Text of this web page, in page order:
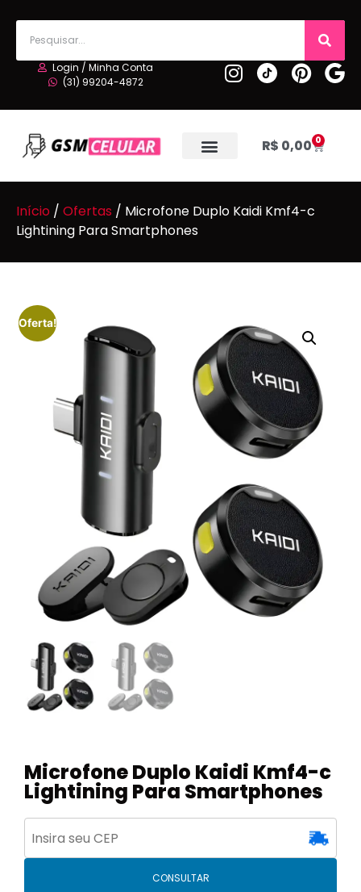
Login / Minha Conta
(31) 99204-4872
R$ 0,00 0
Início / Ofertas / Microfone Duplo Kaidi Kmf4-c
Lightining Para Smartphones
Oferta!
Microfone Duplo Kaidi Kmf4-c
Lightining Para Smartphones
CONSULTAR